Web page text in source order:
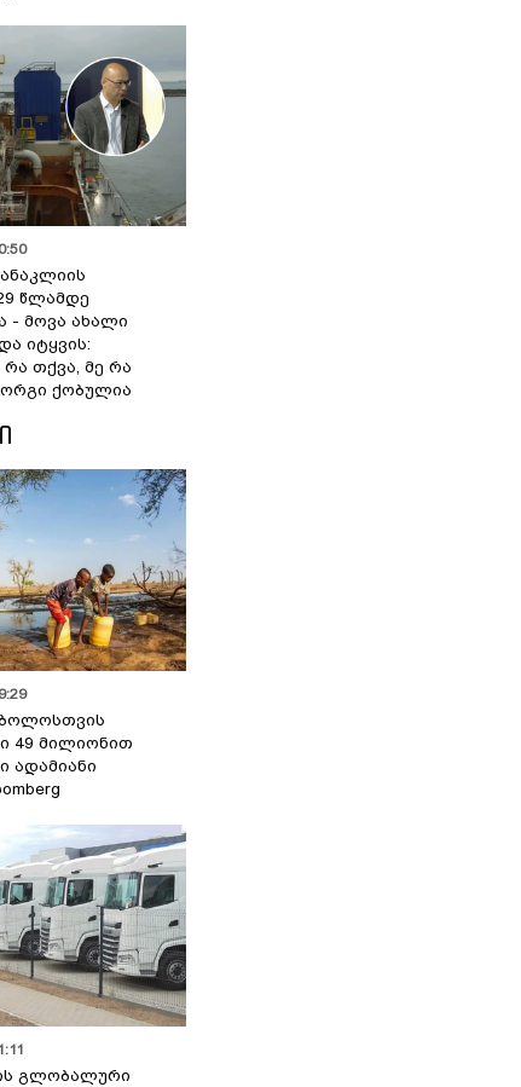
წლამდე
- მოვა ახალი
იტყვის:
რა თქვა, მე რა
ქობულია
49 მილიონით
ადამიანი
გლობალური